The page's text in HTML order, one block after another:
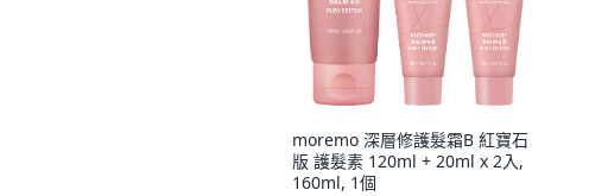
moremo 深層修護髮霜B 紅寶石
版 護髮素 120ml + 20ml x 2入,
160ml, 1個